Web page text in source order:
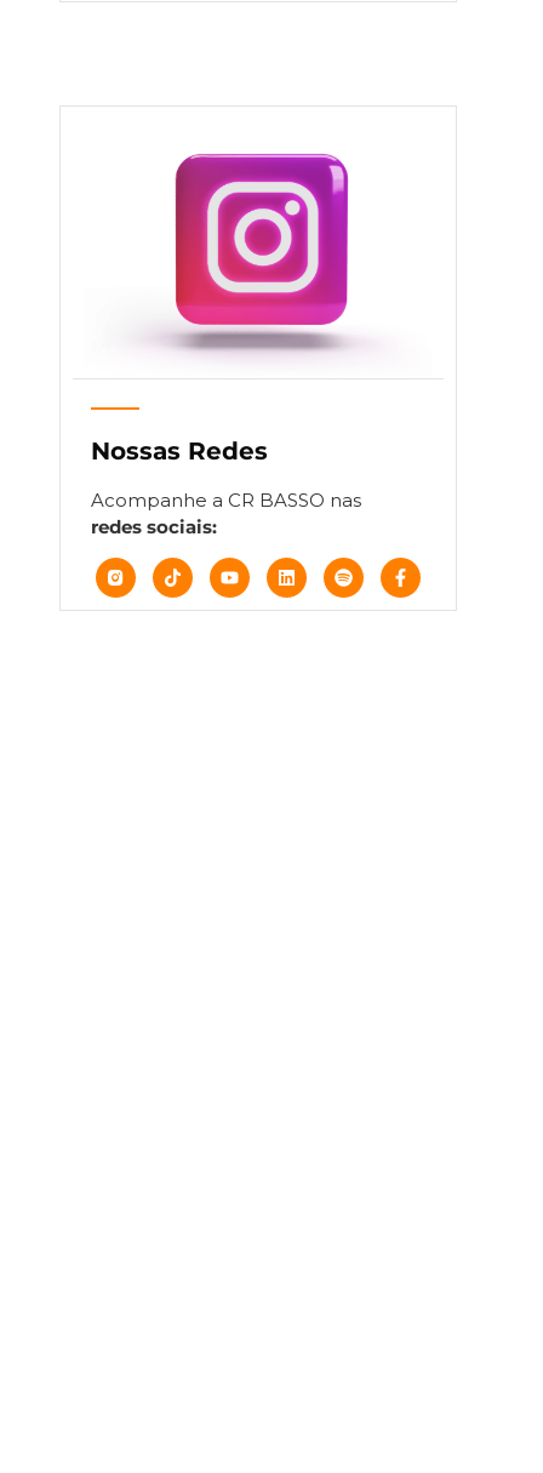
Nossas Redes
Acompanhe a CR BASSO nas
redes sociais: